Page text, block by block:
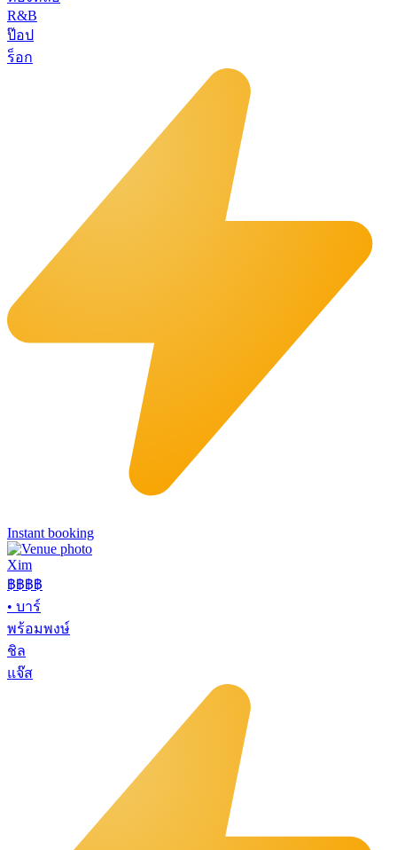
R&B
ป๊อป
ร็อก
Instant booking
Xim
฿฿฿฿
• บาร์
พร้อมพงษ์
ชิล
แจ๊ส